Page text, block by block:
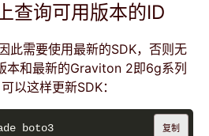
查询可用版本的ID
此需要使用最新的SDK，否则无
本和最新的Graviton 2即6g系列
以这样更新SDK：
复制